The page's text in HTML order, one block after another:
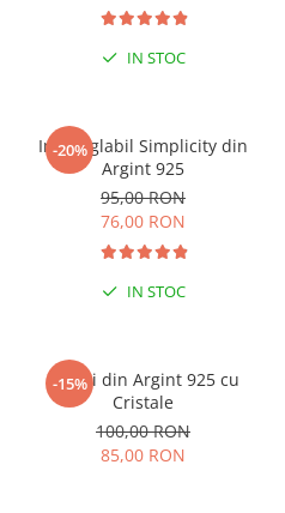
IN STOC
-20%
Inel reglabil Simplicity din
Argint 925
95,00 RON
76,00 RON
IN STOC
-15%
Cercei din Argint 925 cu
Cristale
100,00 RON
85,00 RON